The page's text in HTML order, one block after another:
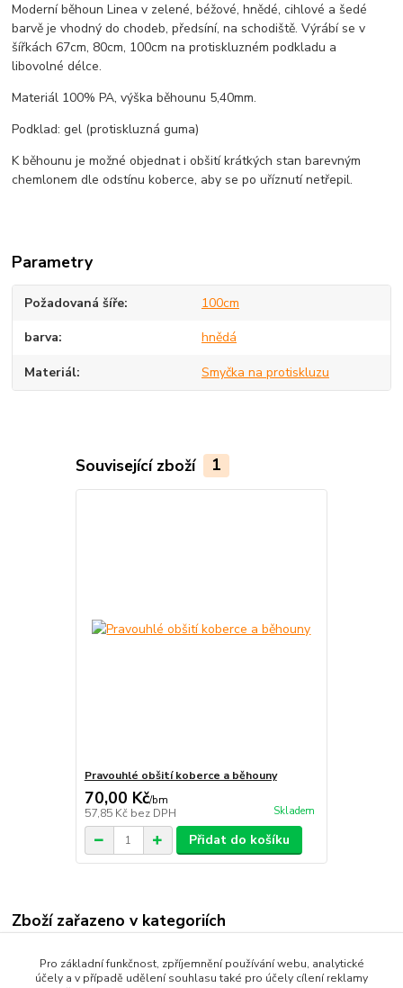
Moderní běhoun Linea v zelené, béžové, hnědé, cihlové a šedé
barvě je vhodný do chodeb, předsíní, na schodiště. Výrábí se v
šířkách 67cm, 80cm, 100cm na protiskluzném podkladu a
libovolné délce.
Materiál 100% PA, výška běhounu 5,40mm.
Podklad: gel (protiskluzná guma)
K běhounu je možné objednat i obšití krátkých stan barevným
chemlonem dle odstínu koberce, aby se po uříznutí netřepil.
Parametry
Požadovaná šíře 100cm
barva hnědá
Materiál Smyčka na protiskluzu
Související zboží 1
Pravouhlé obšití koberce a běhouny
70,00 Kč/bm
57,85 Kč bez DPH Skladem
Přidat do košíku
Zboží zařazeno v kategoriích
Protiskluzné běhouny
Pro základní funkčnost, zpříjemnění používání webu, analytické
účely a v případě udělení souhlasu také pro účely cílení reklamy